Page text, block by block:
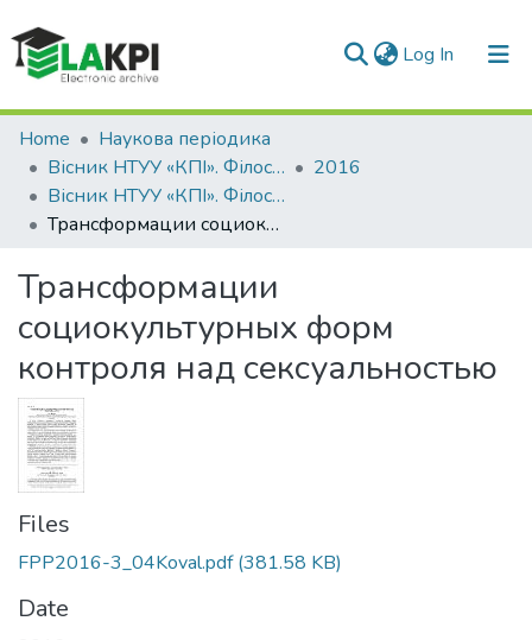
Log In (current)
Communities & Collections
All of DSpace
Statistics
Home
Наукова періодика
Вісник НТУУ «КПІ». Філософія. Психологія. Педагогіка
2016
Вісник НТУУ «КПІ». Філософія. Психологія. Педагогіка: збірник наукових праць, № 3 (48)
Трансформации социокультурных форм контроля над сексуальностью
Трансформации
социокультурных форм
контроля над сексуальностью
Files
FPP2016-3_04Koval.pdf(381.58 KB)
Date